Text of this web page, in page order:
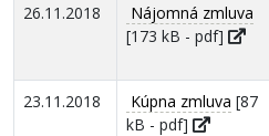
26.11.2018
Nájomná zmluva
[173 kB - pdf]
23.11.2018 Kúpna zmluva [87
kB - pdf]